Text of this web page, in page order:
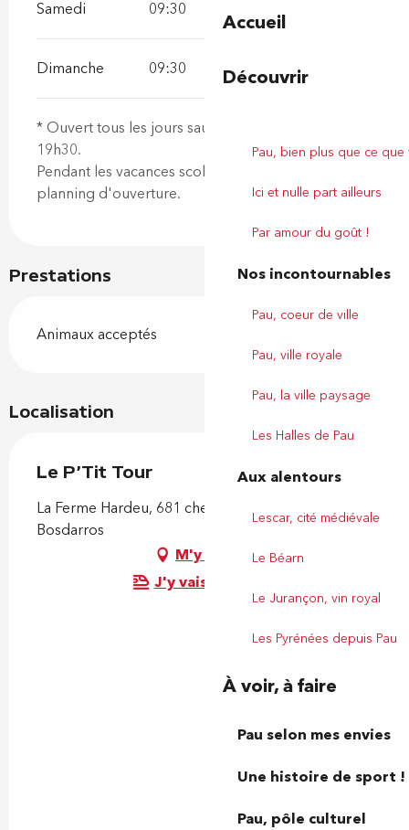
Accueil
Découvrir
Pau, bien plus que ce
Ici et nulle part ailleurs
Par amour du goût !
Nos incontournables
Pau, coeur de ville
Pau, ville royale
Pau, la ville paysage
Les Halles de Pau
Aux alentours
Lescar, cité médiévale
Le Béarn
Le Jurançon, vin royal
Les Pyrénées depuis Pau
À voir, à faire
Pau selon mes envies
Une histoire de sport !
Pau, pôle culturel
Prestations
Animaux acceptés
Samedi 09:30
Dimanche 09:30 19:30
* Ouvert tous les jours sauf le lundi, de 9h30 à
19h30.
Pendant les vacances scolaires, voir le site pour le
planning d'ouverture.
Localisation
Le P'Tit Tour
La Ferme Hardeu, 681 chemin de Prim, 64290
Bosdarros
M'y rendre
J'y vais en train !